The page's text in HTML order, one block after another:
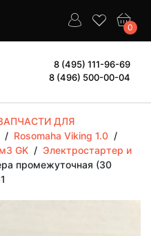
0
8 (495) 111-96-69
8 (496) 500-00-04
ДЛЯ
/ Rosomaha Viking 1.0 /
GK / Электростартер и
промежуточная (30